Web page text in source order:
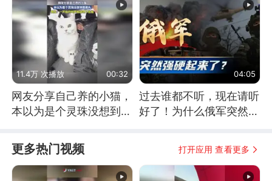
11.4万 次播放 00:32
网友分享自己养的小猫，
本以为是个灵珠没想到是
04:05
过去谁都不听，现在请听
好了！为什么俄军突然强
更多热门视频 打开应用 查看更多